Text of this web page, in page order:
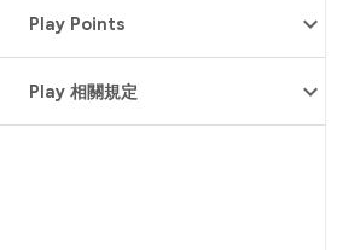
Play Points
Play 相關規定